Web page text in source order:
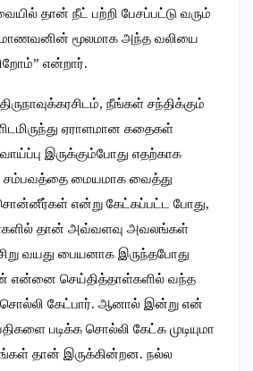
தான் நீட் பற்றி பேசப்பட்டு வரும்
மாணவனின் மூலமாக அந்த வலியை
என்றார்.
நீங்கள் சந்திக்கும்
ஏராளமான கதைகள்
இருக்கும்போது எதற்காக
சம்பவத்தை மையமாக வைத்து
என்று கேட்கப்பட்ட போது,
தான் அவ்வளவு அவலங்கள்
வயது பையனாக இருந்தபோது
செய்தித்தாள்களில் வந்த
கேட்பார். ஆனால் இன்று என்
படிக்க சொல்லி கேட்க முடியுமா
தான் இருக்கின்றன. நல்ல